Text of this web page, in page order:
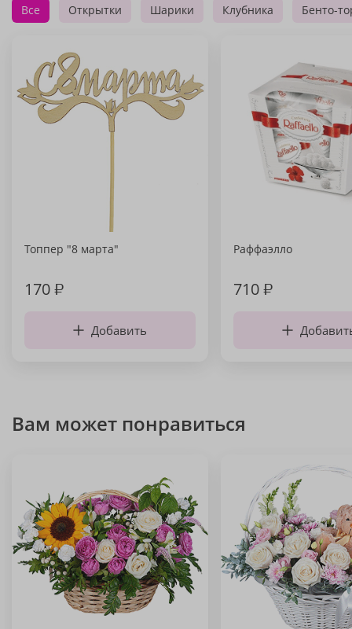
Все Открытки Шарики Клубника Бенто-
Топпер "8 марта"
170₽
Добавить
Раффаэлло
710₽
Вам может понравиться